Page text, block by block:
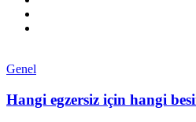
Genel
Hangi egzersiz için hangi